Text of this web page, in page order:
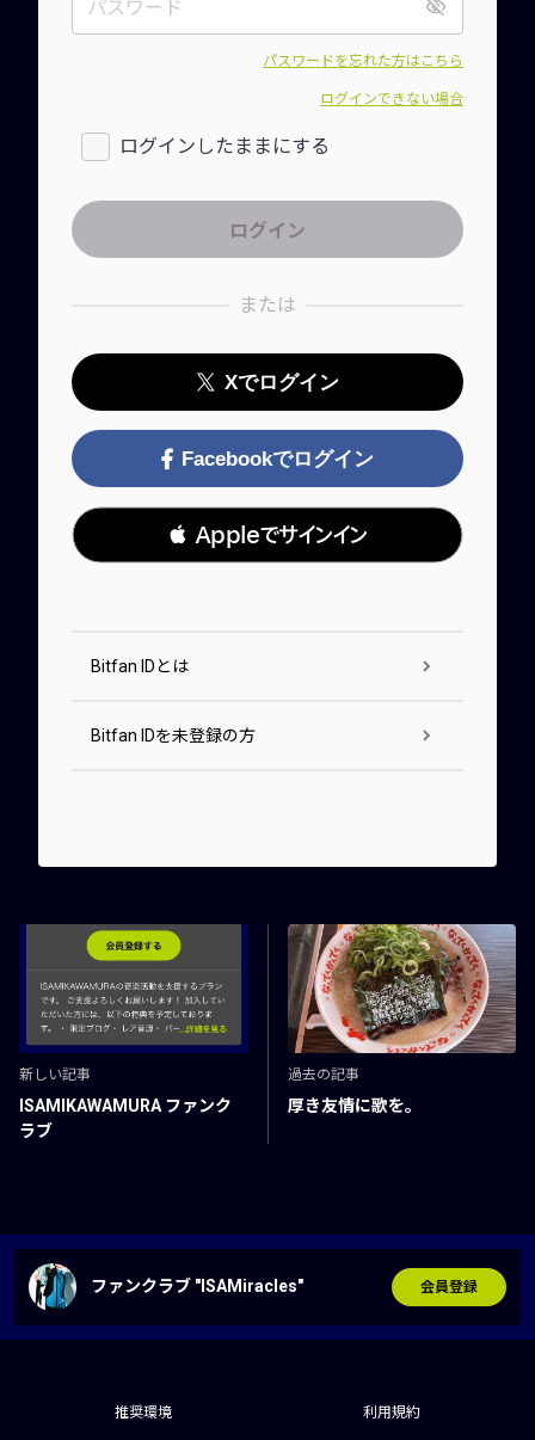
パスワードを忘れた方はこちら
ログインできない場合
ログインしたままにする
または
Xでログイン
Facebookでログイン
 Appleでサインイン
Bitfan IDとは
Bitfan IDを未登録の方
新しい記事
ISAMIKAWAMURA ファンク
ラブ
過去の記事
厚き友情に歌を。
ファンクラブ "ISAMiracles" 会員登録
推奨環境 利用規約